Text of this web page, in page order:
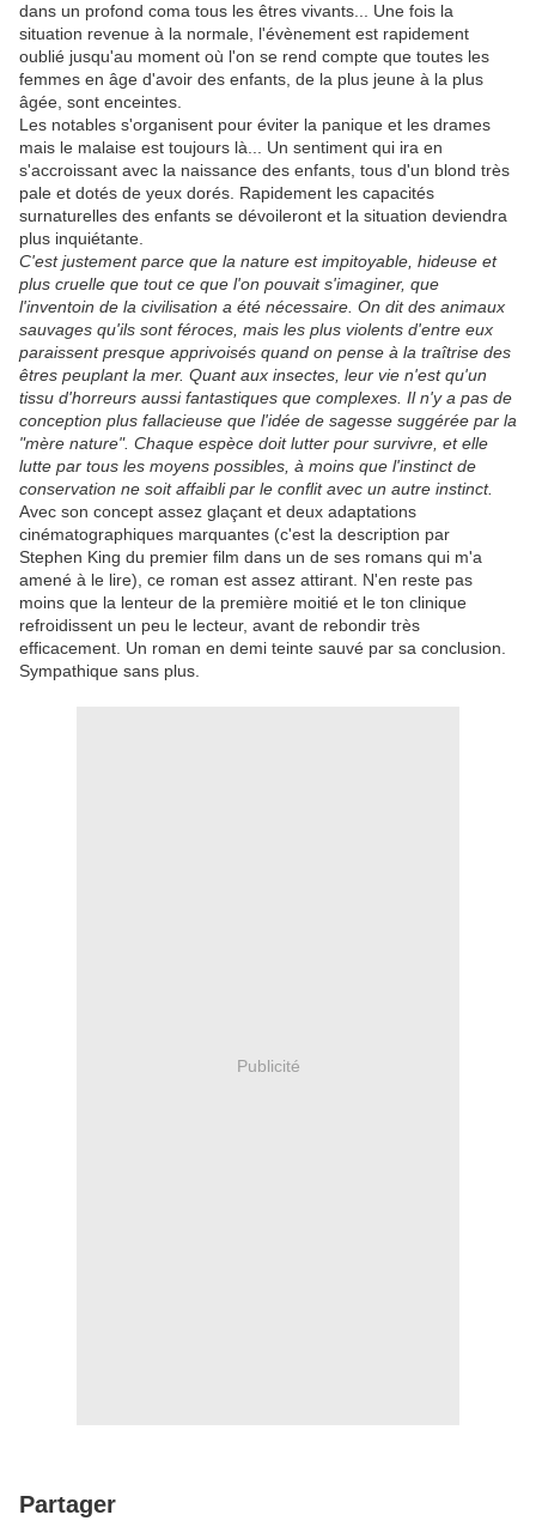
dans un profond coma tous les êtres vivants... Une fois la
situation revenue à la normale, l'évènement est rapidement
oublié jusqu'au moment où l'on se rend compte que toutes les
femmes en âge d'avoir des enfants, de la plus jeune à la plus
âgée, sont enceintes.
Les notables s'organisent pour éviter la panique et les drames
mais le malaise est toujours là... Un sentiment qui ira en
s'accroissant avec la naissance des enfants, tous d'un blond très
pale et dotés de yeux dorés. Rapidement les capacités
surnaturelles des enfants se dévoileront et la situation deviendra
plus inquiétante.
C'est justement parce que la nature est impitoyable, hideuse et
plus cruelle que tout ce que l'on pouvait s'imaginer, que
l'inventoin de la civilisation a été nécessaire. On dit des animaux
sauvages qu'ils sont féroces, mais les plus violents d'entre eux
paraissent presque apprivoisés quand on pense à la traîtrise des
êtres peuplant la mer. Quant aux insectes, leur vie n'est qu'un
tissu d'horreurs aussi fantastiques que complexes. Il n'y a pas de
conception plus fallacieuse que l'idée de sagesse suggérée par la
"mère nature". Chaque espèce doit lutter pour survivre, et elle
lutte par tous les moyens possibles, à moins que l'instinct de
conservation ne soit affaibli par le conflit avec un autre instinct.
Avec son concept assez glaçant et deux adaptations
cinématographiques marquantes (c'est la description par
Stephen King du premier film dans un de ses romans qui m'a
amené à le lire), ce roman est assez attirant. N'en reste pas
moins que la lenteur de la première moitié et le ton clinique
refroidissent un peu le lecteur, avant de rebondir très
efficacement. Un roman en demi teinte sauvé par sa conclusion.
Sympathique sans plus.
Publicité
Partager